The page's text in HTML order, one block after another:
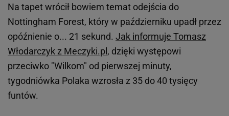
Na tapet wrócił bowiem temat odejścia do
Nottingham Forest, który w październiku upadł przez
opóźnienie o... 21 sekund. Jak informuje Tomasz
Włodarczyk z Meczyki.pl, dzięki występowi
przeciwko "Wilkom" od pierwszej minuty,
tygodniówka Polaka wzrosła z 35 do 40 tysięcy
funtów.